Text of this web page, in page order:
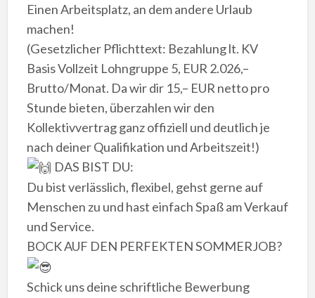
​Einen Arbeitsplatz, an dem andere Urlaub
machen!
​(Gesetzlicher Pflichttext: Bezahlung lt. KV
Basis Vollzeit Lohngruppe 5, EUR 2.026,–
Brutto/Monat. Da wir dir 15,– EUR netto pro
Stunde bieten, überzahlen wir den
Kollektivvertrag ganz offiziell und deutlich je
nach deiner Qualifikation und Arbeitszeit!)
DAS BIST DU:
​Du bist verlässlich, flexibel, gehst gerne auf
Menschen zu und hast einfach Spaß am Verkauf
und Service.
​BOCK AUF DEN PERFEKTEN SOMMERJOB?
​Schick uns deine schriftliche Bewerbung